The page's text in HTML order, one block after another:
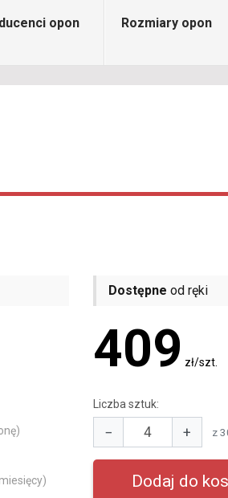
opon Rozmiary opon
Dostępne od ręki
409 zł/szt.
Liczba sztuk:
− + z